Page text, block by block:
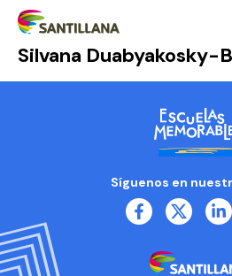
Silvana Duabyakosky-
Síguenos en